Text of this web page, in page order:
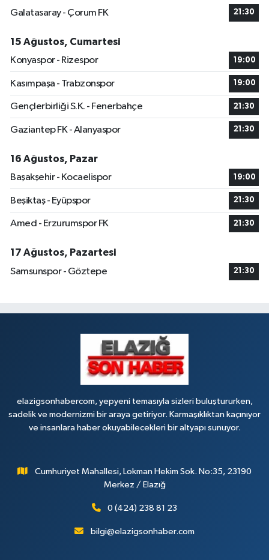
Galatasaray - Çorum FK
21:30
15 Ağustos, Cumartesi
Konyaspor - Rizespor
19:00
Kasımpaşa - Trabzonspor 19:00
Gençlerbirliği S.K. - Fenerbahçe 21:30
Gaziantep FK - Alanyaspor 21:30
16 Ağustos, Pazar
Başakşehir - Kocaelispor
19:00
Beşiktaş - Eyüpspor 21:30
Amed - Erzurumspor FK 21:30
17 Ağustos, Pazartesi
Samsunspor - Göztepe
21:30
elazigsonhabercom, yepyeni temasıyla sizleri buluştururken,
sadelik ve modernizmi bir araya getiriyor. Karmaşıklıktan kaçınıyor
ve insanlara haber okuyabilecekleri bir altyapı sunuyor.
Cumhuriyet Mahallesi, Lokman Hekim Sok. No:35, 23190
Merkez / Elazığ
0 (424) 238 81 23
bilgi@elazigsonhaber.com